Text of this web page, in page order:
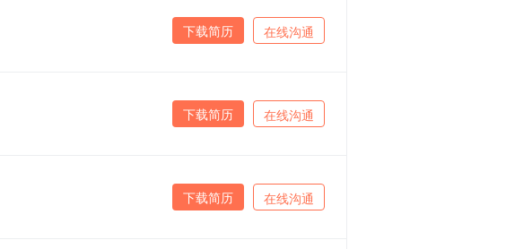
在线沟通
下载简历
在线沟通
下载简历
在线沟通
下载简历